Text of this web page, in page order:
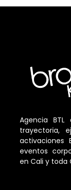
Agencia
trayectoria,
activaciones
eventos
en Cali y toda